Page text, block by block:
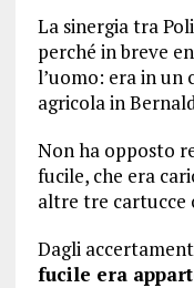
La sinergia tra
perché in breve
l’uomo: era in un
agricola in
Non ha opposto
fucile, che era
altre tre cartucce
Dagli
fucile era